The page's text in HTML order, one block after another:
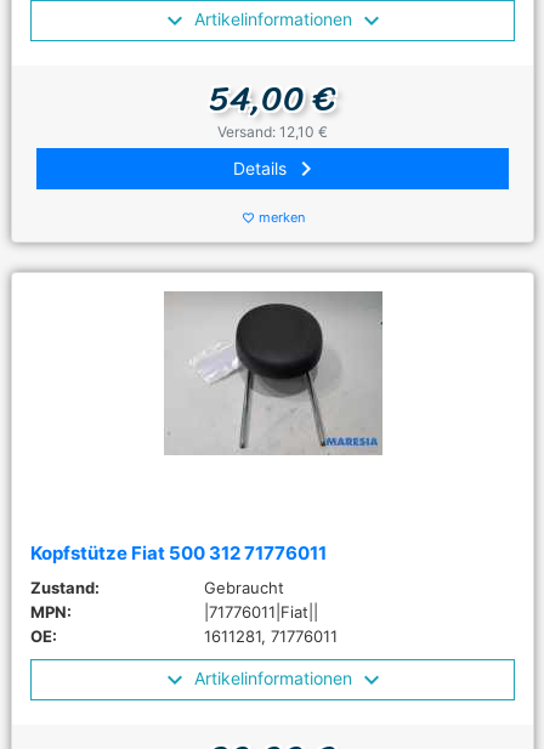
Artikelinformationen
54,00 €
Versand: 12,10 €
Details keyboard_arrow_right
favorite_border merken
Kopfstütze Fiat 500 312 71776011
Zustand:
Gebraucht
MPN:
|71776011|Fiat||
OE:
1611281, 71776011
Artikelinformationen